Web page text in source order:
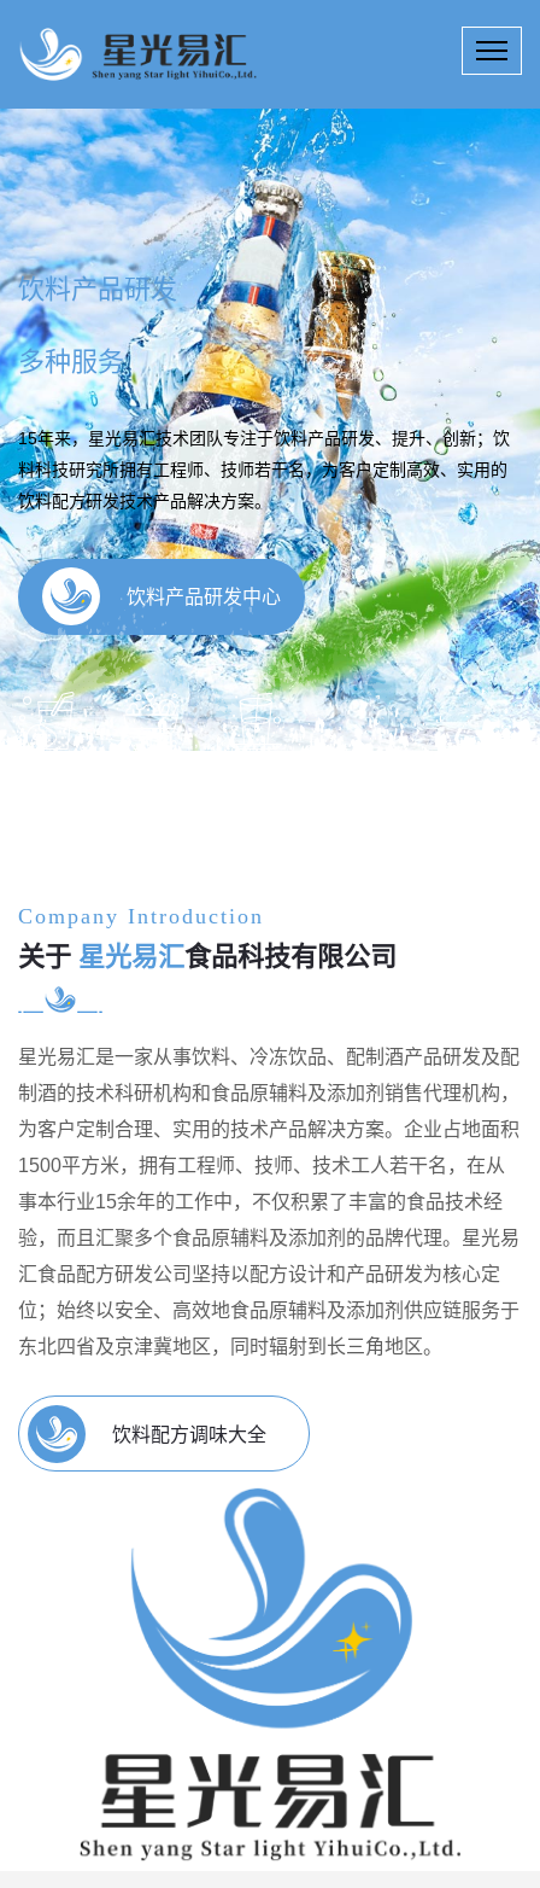
饮料产品研发
多种服务
15年来，星光易汇技术团队专注于饮料产品研发、提升、创新；饮
料科技研究所拥有工程师、技师若干名，为客户定制高效、实用的
饮料配方研发技术产品解决方案。
Company Introduction
关于 星光易汇食品科技有限公司
星光易汇是一家从事饮料、冷冻饮品、配制酒产品研发及配
制酒的技术科研机构和食品原辅料及添加剂销售代理机构，
为客户定制合理、实用的技术产品解决方案。 企业占地面积
1500平方米，拥有工程师、技师、技术工人若干名，在从
事本行业15余年的工作中，不仅积累了丰富的食品技术经
验，而且汇聚多个食品原辅料及添加剂的品牌代理。星光易
汇食品配方研发公司坚持以配方设计和产品研发为核心定
位；始终以安全、高效地食品原辅料及添加剂供应链服务于
东北四省及京津冀地区，同时辐射到长三角地区。
饮料配方调味大全